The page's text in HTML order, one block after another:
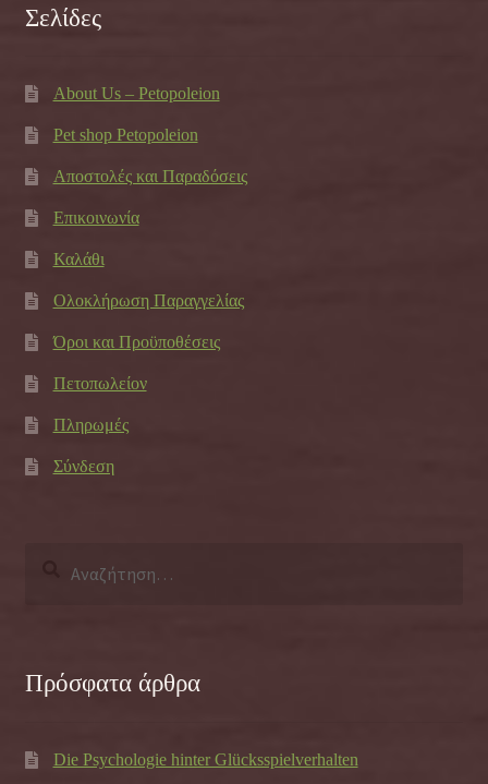
Σελίδες
About Us – Petopoleion
Pet shop Petopoleion
Αποστολές και Παραδόσεις
Επικοινωνία
Καλάθι
Ολοκλήρωση Παραγγελίας
Όροι και Προϋποθέσεις
Πετοπωλείον
Πληρωμές
Σύνδεση
Πρόσφατα άρθρα
Die Psychologie hinter Glücksspielverhalten